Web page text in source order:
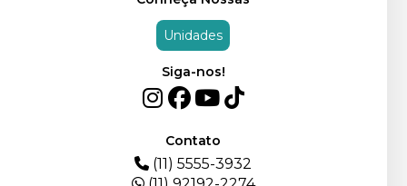
Unidades
Siga-nos!
Contato
(11) 5555-3932